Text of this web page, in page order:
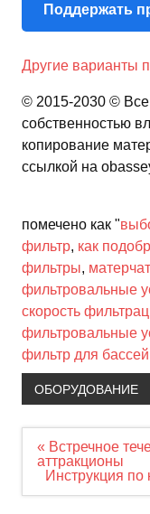
Поддержать
Другие варианты
© 2015-2030 ©
собственностью
копирование
ссылкой на
помечено как "
фильтр, как
фильтры,
фильтровальные
скорость
фильтровальные
фильтр для
ОБОРУДОВАНИЕ
Навигация
по
записям
« Встречное
аттракционы
Инструкция по